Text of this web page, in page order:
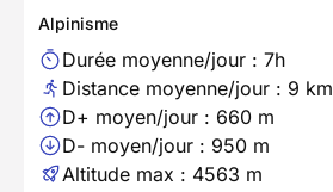
Alpinisme
Durée moyenne/jour : 7h
Distance moyenne/jour : 9 km
D+ moyen/jour : 660 m
D- moyen/jour : 950 m
Altitude max : 4563 m